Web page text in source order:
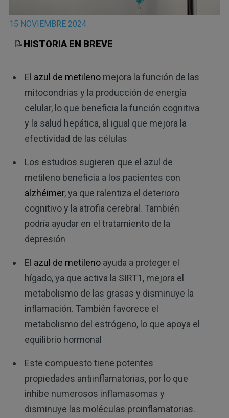
15 NOVIEMBRE 2024
📝HISTORIA EN BREVE
El azul de metilenomejora la función de las
mitocondrias y la producción de energía
celular, lo que beneficia la función cognitiva
y la salud hepática, al igual que mejora la
efectividad de las células
Los estudios sugieren que el azul de
metileno beneficia a los pacientes con
alzhéimer, ya que ralentiza el deterioro
cognitivo y la atrofia cerebral. También
podría ayudar en el tratamiento de la
depresión
El azul de metilenoayuda a proteger el
hígado, ya que activa la SIRT1, mejora el
metabolismo de las grasas y disminuye la
inflamación. También favorece el
metabolismo del estrógeno, lo que apoya el
equilibrio hormonal
Este compuesto tiene potentes
propiedades antiinflamatorias, por lo que
inhibe numerosos inflamasomas y
disminuye las moléculas proinflamatorias.